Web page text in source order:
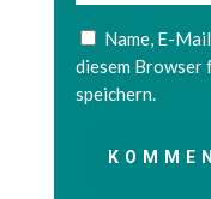
Name, E-
diesem Browser
speichern.